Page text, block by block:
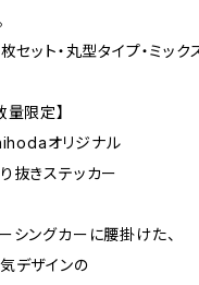
セット・丸型タイプ・ミッ
量限定】
オリジナル
抜きステッカー
シングカーに腰掛けた、
デザインの